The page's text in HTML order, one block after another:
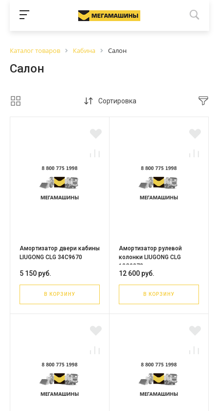
Каталог товаров Кабина Салон
Салон
Сортировка
Амортизатор двери кабины
LIUGONG CLG 34C9670
5 150 руб.
В КОРЗИНУ
Амортизатор рулевой
колонки LIUGONG CLG
13C0878
12 600 руб.
В КОРЗИНУ